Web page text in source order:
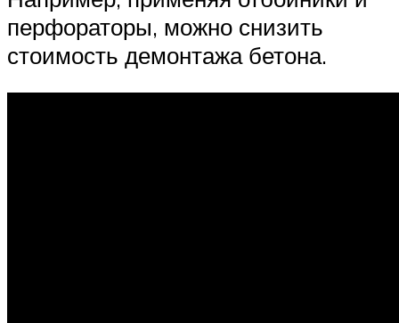
перфораторы, можно снизить
стоимость демонтажа бетона.